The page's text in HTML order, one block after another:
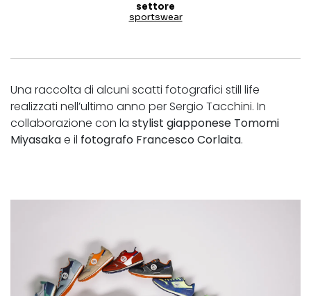
settore
sportswear
Una raccolta di alcuni scatti fotografici still life
realizzati nell’ultimo anno per Sergio Tacchini. In
collaborazione con la stylist giapponese Tomomi
Miyasakae il fotografo Francesco Corlaita.